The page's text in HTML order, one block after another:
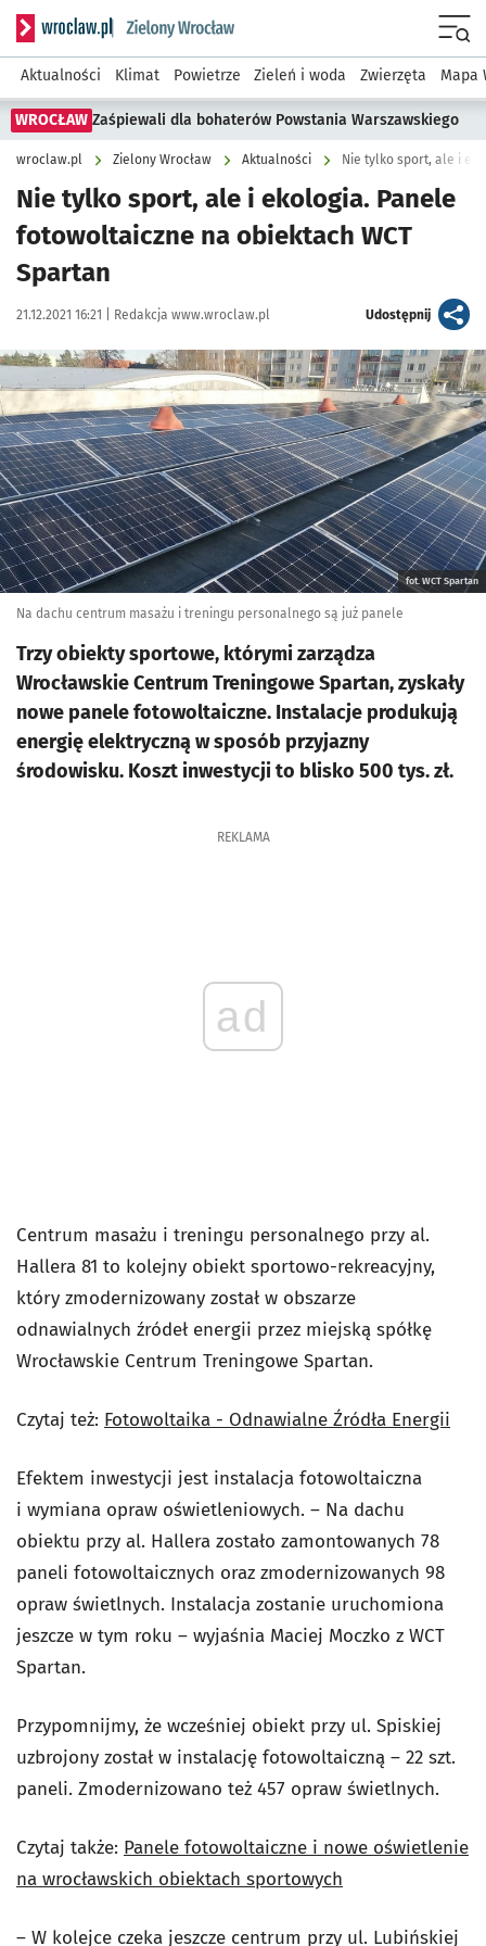
Serwis informacyjny wroclaw.pl podserwis: Środowisko we
Aktualności Klimat Powietrze Zieleń i woda Zwierzęta Mapa
WROCŁAW Zaśpiewali dla bohaterów Powstania Warszawskiego
wroclaw.pl Zielony Wrocław Aktualności Nie tylko sport, ale i
Nie tylko sport, ale i ekologia. Panele
fotowoltaiczne na obiektach WCT
Spartan
Data publikacji:
21.12.2021 16:21 | Autor:
Redakcja www.wroclaw.pl Udostępnijartykuł
Kliknij, aby powiększyć
fot. WCT Spartan
Na dachu centrum masażu i treningu personalnego są już panele
Trzy obiekty sportowe, którymi zarządza
Wrocławskie Centrum Treningowe Spartan, zyskały
nowe panele fotowoltaiczne. Instalacje produkują
energię elektryczną w sposób przyjazny
środowisku. Koszt inwestycji to blisko 500 tys. zł.
REKLAMA
ad
Centrum masażu i treningu personalnego przy al.
Hallera 81 to kolejny obiekt sportowo-rekreacyjny,
który zmodernizowany został w obszarze
odnawialnych źródeł energii przez miejską spółkę
Wrocławskie Centrum Treningowe Spartan.
Czytaj też: Fotowoltaika - Odnawialne Źródła Energii
Efektem inwestycji jest instalacja fotowoltaiczna
i wymiana opraw oświetleniowych. – Na dachu
obiektu przy al. Hallera zostało zamontowanych 78
paneli fotowoltaicznych oraz zmodernizowanych 98
opraw świetlnych. Instalacja zostanie uruchomiona
jeszcze w tym roku – wyjaśnia Maciej Moczko z WCT
Spartan.
Przypomnijmy, że wcześniej obiekt przy ul. Spiskiej
uzbrojony został w instalację fotowoltaiczną – 22 szt.
paneli. Zmodernizowano też 457 opraw świetlnych.
Czytaj także: Panele fotowoltaiczne i nowe oświetlenie
na wrocławskich obiektach sportowych
– W kolejce czeka jeszcze centrum przy ul. Lubińskiej